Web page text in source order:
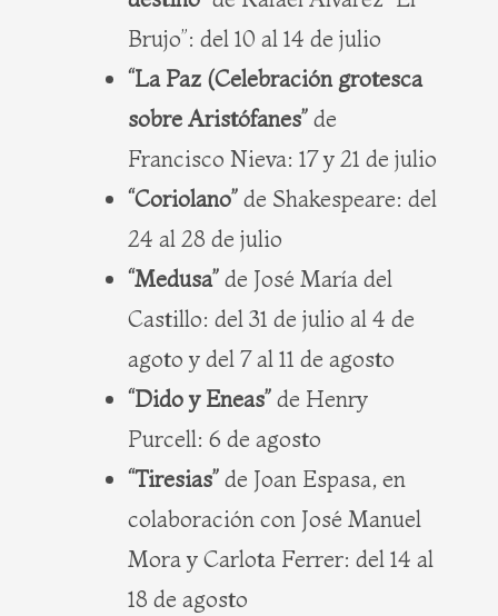
Brujo”: del 10 al 14 de julio
“La Paz (Celebración grotesca
sobre Aristófanes” de
Francisco Nieva: 17 y 21 de julio
“Coriolano” de Shakespeare: del
24 al 28 de julio
“Medusa” de José María del
Castillo: del 31 de julio al 4 de
agoto y del 7 al 11 de agosto
“Dido y Eneas” de Henry
Purcell: 6 de agosto
“Tiresias” de Joan Espasa, en
colaboración con José Manuel
Mora y Carlota Ferrer: del 14 al
18 de agosto